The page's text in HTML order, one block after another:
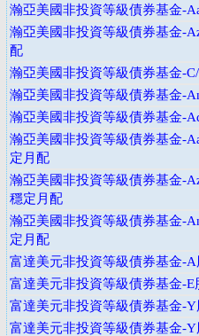
瀚亞美國非投資等級債券基金-
瀚亞美國非投資等級債券基金-
配
瀚亞美國非投資等級債券基金-
瀚亞美國非投資等級債券基金-
瀚亞美國非投資等級債券基金-
瀚亞美國非投資等級債券基金-
定月配
瀚亞美國非投資等級債券基金-
穩定月配
瀚亞美國非投資等級債券基金-
定月配
富達美元非投資等級債券基金-
富達美元非投資等級債券基金-
富達美元非投資等級債券基金-Y
富達美元非投資等級債券基金-